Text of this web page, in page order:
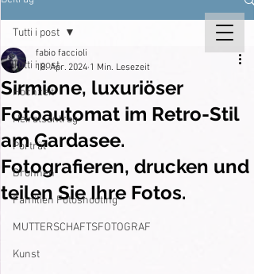
Tutti i post
Hochzeit
Heiratsantrag
Porträt
Drohnen
Familien Fotoshooting
MUTTERSCHAFTSFOTOGRAF
Kunst
Tutti i post
Sirmione, luxuriöser
Fotoautomat im Retro-Stil
am Gardasee.
Fotografieren, drucken und
teilen Sie Ihre Fotos.
fabio faccioli
18. Apr. 2024 1 Min. Lesezeit